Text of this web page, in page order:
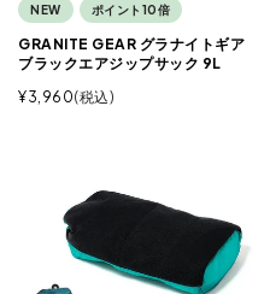
NEW ポイント10倍
GRANITE GEAR グラナイトギア
ブラックエアジップサック 9L
¥3,960 税込